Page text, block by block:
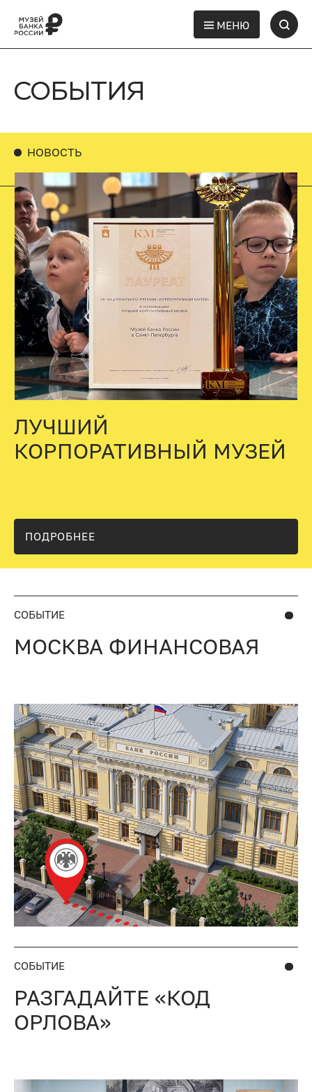
МЕНЮ
СОБЫТИЯ
НОВОСТЬ
ЛУЧШИЙ
КОРПОРАТИВНЫЙ МУЗЕЙ
ПОДРОБНЕЕ
СОБЫТИЕ
МОСКВА ФИНАНСОВАЯ
СОБЫТИЕ
РАЗГАДАЙТЕ «КОД
ОРЛОВА»